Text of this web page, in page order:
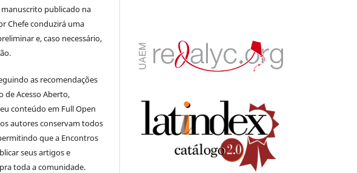
publicado na
Chefe conduzirá uma
e, caso necessário,
as recomendações
de Acesso Aberto,
conteúdo em Full Open
os autores conservam todos
que a Encontros
seus artigos e
toda a comunidade.